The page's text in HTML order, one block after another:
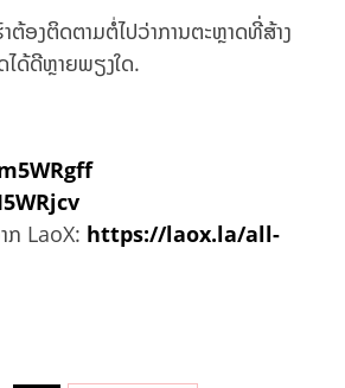
ຕ້ອງຕິດຕາມຕໍ່ໄປວ່າການຕະຫຼາດທີ່ສ້າງ
ໄດ້ດີຫຼາຍພຽງໃດ.
LaoX: https://laox.la/all-